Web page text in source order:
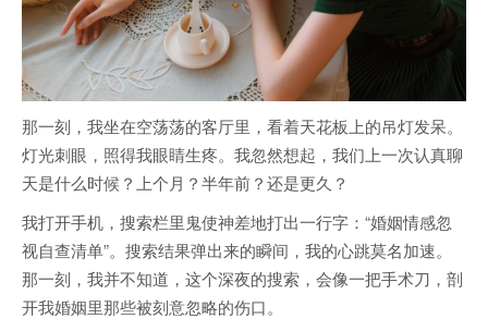
那一刻，我坐在空荡荡的客厅里，看着天花板上的吊灯发呆。
灯光刺眼，照得我眼睛生疼。我忽然想起，我们上一次认真聊
天是什么时候？上个月？半年前？还是更久？
我打开手机，搜索栏里鬼使神差地打出一行字：“婚姻情感忽
视自查清单”。搜索结果弹出来的瞬间，我的心跳莫名加速。
那一刻，我并不知道，这个深夜的搜索，会像一把手术刀，剖
开我婚姻里那些被刻意忽略的伤口。